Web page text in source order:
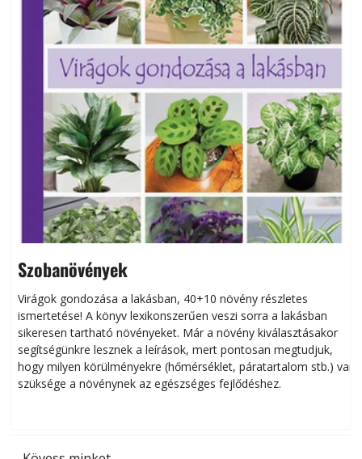
Szobanövények
Virágok gondozása a lakásban, 40+10 növény részletes
ismertetése! A könyv lexikonszerűen veszi sorra a lakásban
sikeresen tart­ha­tó növényeket. Már a növény kiválasztásakor
segítségünkre lesznek a leírások, mert pontosan megtudjuk,
hogy milyen körülményekre (hőmérséklet, páratartalom stb.) van
szüksége a növénynek az egészséges fejlődéshez.